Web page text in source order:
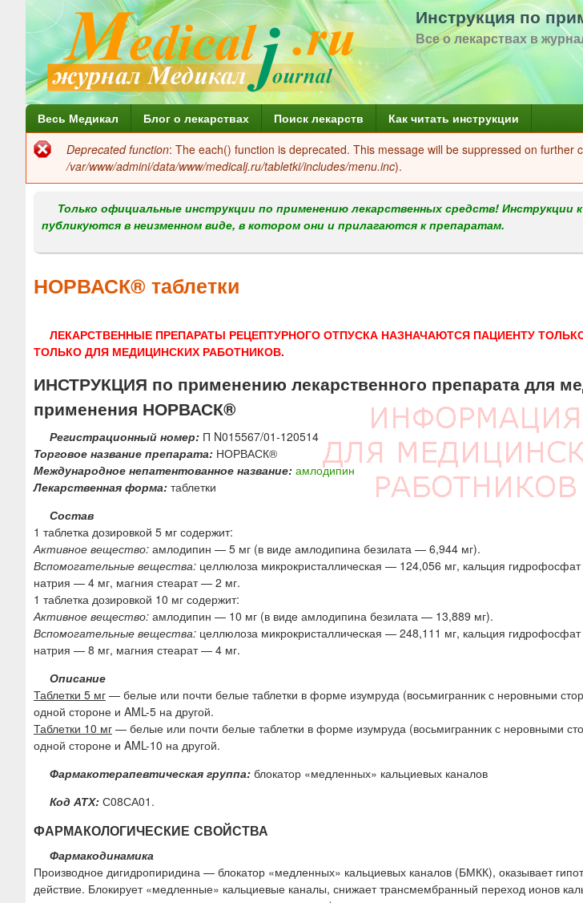
Перейти
к
содержанию
Инструкция по
Все о лекарствах в
Г
л
н
м
н
Весь Медикал Блог о лекарствах Поиск лекарств Как читать инструкции
Сообщение
об
ошибке
Deprecated function: The each() function is deprecated. This message will be suppressed on further
/var/www/admini/data/www/medicalj.ru/tabletki/includes/menu.inc).
Только официальные инструкции по применению лекарственных средств! Инструкции
публикуются в неизменном виде, в котором они и прилагаются к препаратам.
НОРВАСК® таблетки
ЛЕКАРСТВЕННЫЕ ПРЕПАРАТЫ РЕЦЕПТУРНОГО ОТПУСКА НАЗНАЧАЮТСЯ ПАЦИЕНТУ
ТОЛЬКО ДЛЯ МЕДИЦИНСКИХ РАБОТНИКОВ.
ИНСТРУКЦИЯ по применению лекарственного препарата для
применения НОРВАСК®
Регистрационный номер: П N015567/01-120514
Торговое название препарата: НОРВАСК®
Международное непатентованное название: амлодипин
Лекарственная форма: таблетки
Состав
1 таблетка дозировкой 5 мг содержит:
Активное вещество: амлодипин — 5 мг (в виде амлодипина безилата — 6,944 мг).
Вспомогательные вещества: целлюлоза микрокристаллическая — 124,056 мг, кальция
натрия — 4 мг, магния стеарат — 2 мг.
1 таблетка дозировкой 10 мг содержит:
Активное вещество: амлодипин — 10 мг (в виде амлодипина безилата — 13,889 мг).
Вспомогательные вещества: целлюлоза микрокристаллическая — 248,111 мг, кальция
натрия — 8 мг, магния стеарат — 4 мг.
Описание
Таблетки 5 мг — белые или почти белые таблетки в форме изумруда (восьмигранник с неровными
одной стороне и AML-5 на другой.
Таблетки 10 мг — белые или почти белые таблетки в форме изумруда (восьмигранник с неровными
одной стороне и AML-10 на другой.
Фармакотерапевтическая группа: блокатор «медленных» кальциевых каналов
Код АТХ: С08СА01.
ФАРМАКОЛОГИЧЕСКИЕ СВОЙСТВА
Фармакодинамика
Производное дигидропиридина — блокатор «медленных» кальциевых каналов (БМКК), оказывает
действие. Блокирует «медленные» кальциевые каналы, снижает трансмембранный переход ионов